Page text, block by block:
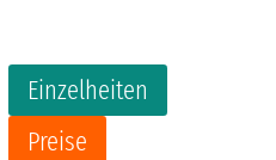
Einzelheiten
Preise